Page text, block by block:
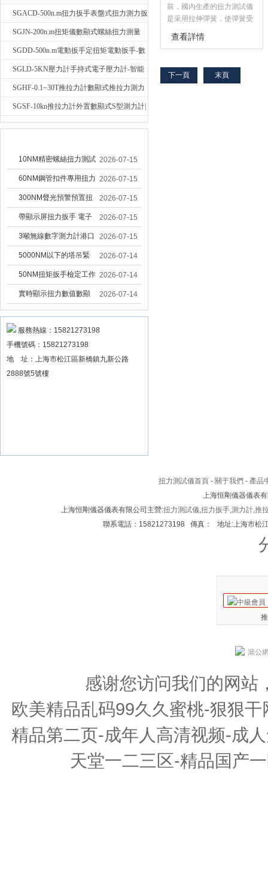
輻稱重壓力測力計
SGACD-500n.m扭力扳手表盤式扭力測力扳
手-表盤扭力矩檢測扳手
SGJN-200n.m扭矩儀數顯式螺絲扭力測量
儀-螺栓扭力矩測試儀
SGDD-500n.m電動扳手定扭矩電動扳手-數
顯式電動定扭力矩扳手
SGLD-5KN壓力計手持式電子壓力計-智能
電子式壓力測力計
SGHF-0.1~30T推拉力計數顯式推拉力測力
計-數字拉壓力雙向測力儀
SGSF-10kn推拉力計外置數顯式S型測力計|
手持連線式拉壓力計
10NM精密螺絲扭力測試
專用扭矩扳手,產線質檢
螺絲扭力專用扳手廠家
2026-07-15
60NM鋼管扣件專用扭力
扳手 腳手架扭力檢測扳
手 工地扣件扭矩扳手品
牌
2026-07-15
300NM聲光預警預置扭
力扳手 工業緊固專用數
顯扭力工具廠家
2026-07-15
帶顯示屏扭力扳手 電子
數顯扭力扳手 20NM精
準可調力矩扳手品牌
2026-07-15
3噸無線數字測力計港口
吊裝專用
2026-07-15
5000NM以下的塔吊緊
固大扭力電動扳手 塔機
安裝電動扳手廠家
2026-07-14
50NM扭矩扳手檢定工作
臺 高精度扭力校準設備
扳手精度檢定設備廠家
2026-07-14
實時顯示扭力數值數顯
扭力扳手 工業數顯扭力
扳手數據可顯示品牌
2026-07-14
服務熱線：15821273198
手機號碼：15821273198
地 址：上海市松江區新橋鎮九新公路
2888號5號樓
前，國內生產的扭力測試儀
是采用拉伸彈簧，使彈簧受
力變形產生位移，將該位移
量轉換成扭力，以此測量扭
工作原理是根據金屬材料受
力后產生彈性變形的原理，
查看詳情
下一頁 末頁
扭力測試儀首頁 - 關于我們 - 產品
上海恒剛儀器儀表
上海恒剛儀器儀表有限公司主營:扭力測試儀,扭力扳手,測力計,推
聯系電話：15821273198 傳真： 地址:上海市松
滬公
感谢您访问我们的网站
欧美精品乱码99久久蜜桃-狠狠
精品第二页-成年人高清视频-成
天堂一二三区-精品国产